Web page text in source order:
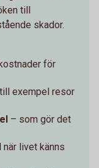
till
skador.
för
exempel resor
– som gör det
livet känns